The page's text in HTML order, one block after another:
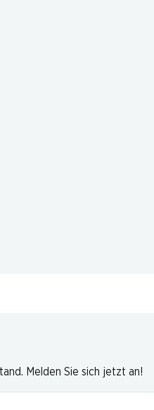
Melden Sie sich jetzt an!